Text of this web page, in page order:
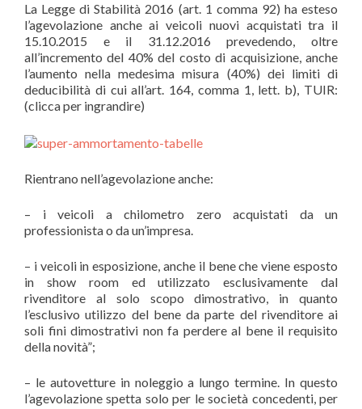
La Legge di Stabilità 2016 (art. 1 comma 92) ha esteso
l’agevolazione anche ai veicoli nuovi acquistati tra il
15.10.2015 e il 31.12.2016 prevedendo, oltre
all’incremento del 40% del costo di acquisizione, anche
l’aumento nella medesima misura (40%) dei limiti di
deducibilità di cui all’art. 164, comma 1, lett. b), TUIR:
(clicca per ingrandire)
Rientrano nell’agevolazione anche:
– i veicoli a chilometro zero acquistati da un
professionista o da un’impresa.
– i veicoli in esposizione, anche il bene che viene esposto
in show room ed utilizzato esclusivamente dal
rivenditore al solo scopo dimostrativo, in quanto
l’esclusivo utilizzo del bene da parte del rivenditore ai
soli fini dimostrativi non fa perdere al bene il requisito
della novità”;
– le autovetture in noleggio a lungo termine. In questo
l’agevolazione spetta solo per le società concedenti, per